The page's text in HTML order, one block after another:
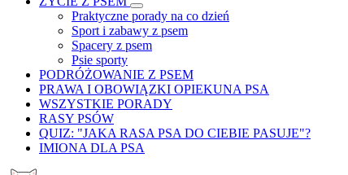
Praktyczne porady na co dzień
Sport i zabawy z psem
Spacery z psem
Psie sporty
PODRÓŻOWANIE Z PSEM
PRAWA I OBOWIĄZKI OPIEKUNA PSA
WSZYSTKIE PORADY
RASY PSÓW
QUIZ: "JAKA RASA PSA DO CIEBIE PASUJE"?
IMIONA DLA PSA